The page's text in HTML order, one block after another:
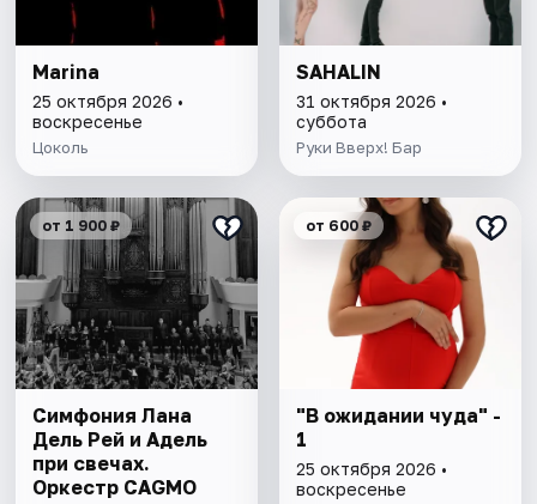
Marina
25 октября 2026 •
воскресенье
Цоколь
SAHALIN
31 октября 2026 •
суббота
Руки Вверх! Бар
от 1 900 ₽
Симфония Лана
Дель Рей и Адель
при свечах.
Оркестр CAGMO
от 600 ₽
"В ожидании чуда" -
1
25 октября 2026 •
воскресенье